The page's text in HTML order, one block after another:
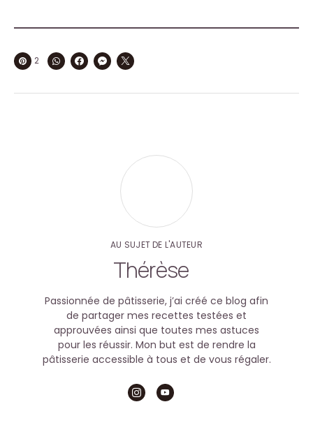
2
AU SUJET DE L'AUTEUR
Thérèse
Passionnée de pâtisserie, j’ai créé ce blog afin
de partager mes recettes testées et
approuvées ainsi que toutes mes astuces
pour les réussir. Mon but est de rendre la
pâtisserie accessible à tous et de vous régaler.